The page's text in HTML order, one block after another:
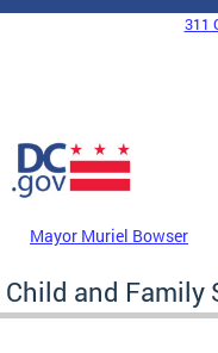
Skip to main content
DC Agency Top Menu
311
Mayor Muriel Bowser
Child and Family